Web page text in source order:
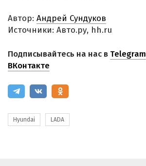
Автор: Андрей Сундуков
Источники: Авто.ру, hh.ru
Подписывайтесь на нас в Telegram
ВКонтакте
Hyundai LADA